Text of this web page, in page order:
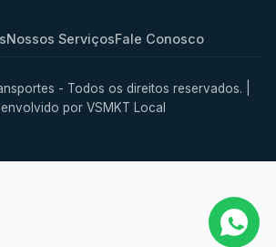
Nossos ServiçosFale Conosco
- Todos os direitos reservados. |
por VSMKT Local